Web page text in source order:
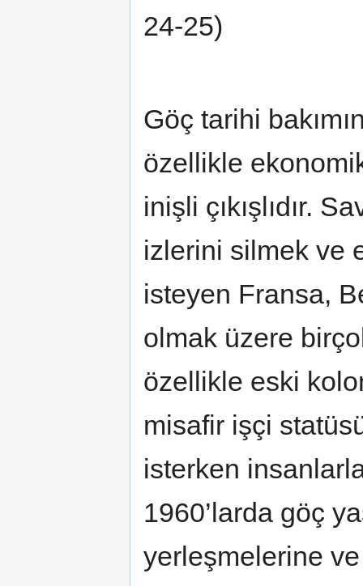
24-25)
Göç tarihi
özellikle
inişli çıkışlıdır.
izlerini silmek ve
isteyen Fransa,
olmak üzere
özellikle eski
misafir işçi
isterken
1960’larda göç
yerleşmelerine